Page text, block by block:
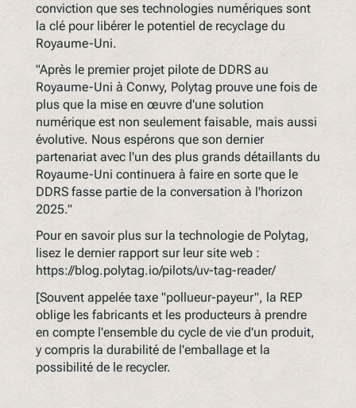
conviction que ses technologies numériques sont
la clé pour libérer le potentiel de recyclage du
Royaume-Uni.
"Après le premier projet pilote de DDRS au
Royaume-Uni à Conwy, Polytag prouve une fois de
plus que la mise en œuvre d'une solution
numérique est non seulement faisable, mais aussi
évolutive. Nous espérons que son dernier
partenariat avec l'un des plus grands détaillants du
Royaume-Uni continuera à faire en sorte que le
DDRS fasse partie de la conversation à l'horizon
2025."
Pour en savoir plus sur la technologie de Polytag,
lisez le dernier rapport sur leur site web :
https://blog.polytag.io/pilots/uv-tag-reader/
[Souvent appelée taxe "pollueur-payeur", la REP
oblige les fabricants et les producteurs à prendre
en compte l'ensemble du cycle de vie d'un produit,
y compris la durabilité de l'emballage et la
possibilité de le recycler.